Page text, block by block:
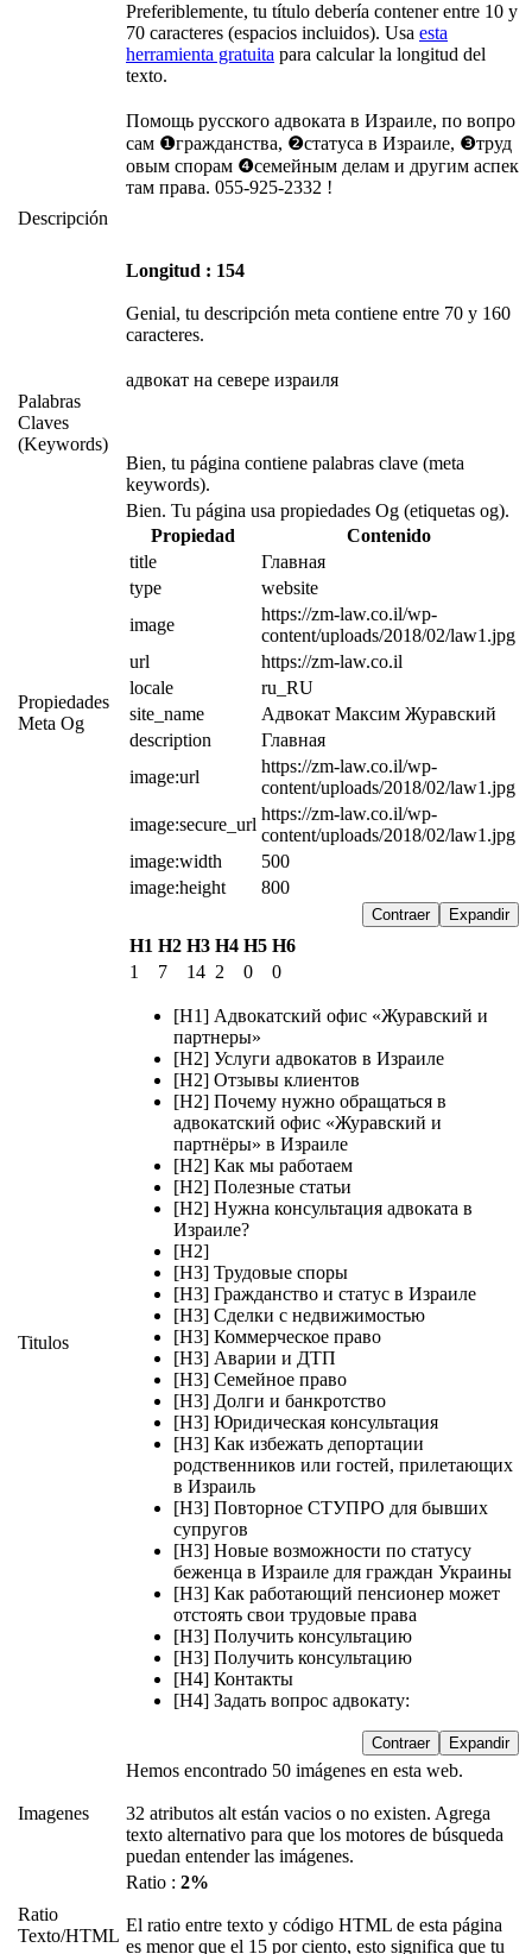
Preferiblemente, tu título debería contener entre 10 y
70 caracteres (espacios incluidos). Usa esta
herramienta gratuita para calcular la longitud del
texto.
Descripción
Помощь русского адвоката в Израиле, по вопро
сам ❶гражданства, ❷статуса в Израиле, ❸труд
овым спорам ❹семейным делам и другим аспек
там права. 055-925-2332 !
Longitud : 154
Genial, tu descripción meta contiene entre 70 y 160
caracteres.
Palabras
Claves
(Keywords)
адвокат на севере израиля
Bien, tu página contiene palabras clave (meta
keywords).
Propiedades
Meta Og
Bien. Tu página usa propiedades Og (etiquetas og).
Propiedad
Contenido
title
Главная
type
website
image
https://zm-law.co.il/wp-
content/uploads/2018/02/law1.jpg
url
https://zm-law.co.il
locale
ru_RU
site_name
Адвокат Максим Журавский
description
Главная
image:url
https://zm-law.co.il/wp-
content/uploads/2018/02/law1.jpg
image:secure_url
https://zm-law.co.il/wp-
content/uploads/2018/02/law1.jpg
image:width
500
image:height
800
Expandir
Contraer
Titulos
H1 H2 H3 H4 H5 H6
1
7 14 2 0 0
[H1] Адвокатский офис «Журавский и
партнеры»
[H2] Услуги адвокатов в Израиле
[H2] Отзывы клиентов
[H2] Почему нужно обращаться в
адвокатский офис «Журавский и
партнёры» в Израиле
[H2] Как мы работаем
[H2] Полезные статьи
[H2] Нужна консультация адвоката в
Израиле?
[H2]
[H3] Трудовые споры
[H3] Гражданство и статус в Израиле
[H3] Сделки с недвижимостью
[H3] Коммерческое право
[H3] Аварии и ДТП
[H3] Семейное право
[H3] Долги и банкротство
[H3] Юридическая консультация
[H3] Как избежать депортации
родственников или гостей, прилетающих
в Израиль
[H3] Повторное СТУПРО для бывших
супругов
[H3] Новые возможности по статусу
беженца в Израиле для граждан Украины
[H3] Как работающий пенсионер может
отстоять свои трудовые права
[H3] Получить консультацию
[H3] Получить консультацию
[H4] Контакты
[H4] Задать вопрос адвокату:
Expandir
Contraer
Imagenes
Hemos encontrado 50 imágenes en esta web.
32 atributos alt están vacios o no existen. Agrega
texto alternativo para que los motores de búsqueda
puedan entender las imágenes.
Ratio
Texto/HTML
Ratio : 2%
El ratio entre texto y código HTML de esta página
es menor que el 15 por ciento, esto significa que tu